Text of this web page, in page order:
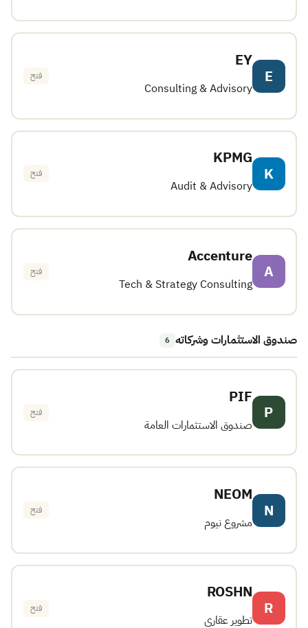
E
EY
Consulting & Advisory
فتح
K
KPMG
Audit & Advisory
فتح
A
Accenture
Tech & Strategy Consulting
فتح
صندوق الاستثمارات وشركاته 6
P
PIF
صندوق الاستثمارات العامة
فتح
N
NEOM
مشروع نيوم
فتح
R
ROSHN
تطوير عقاري
فتح